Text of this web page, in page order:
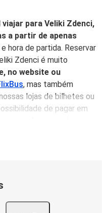
para Veliki Zdenci,
a partir de apenas
hora de partida. Reservar
Zdenci é muito
no website ou
, mas também
lojas de bilhetes ou
de pagar em
com a FlixBus
partir de 58 cidades